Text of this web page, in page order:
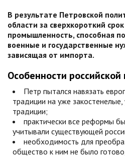
В результате Петровской
области за сверхкороткий
промышленность, способная
военные и государственные
зависящая от импорта.
Особенности
Петр пытался навязать
традиции на уже
традиции;
практически все реформы
учитывали существующей
необходимость для
общество к ним не было